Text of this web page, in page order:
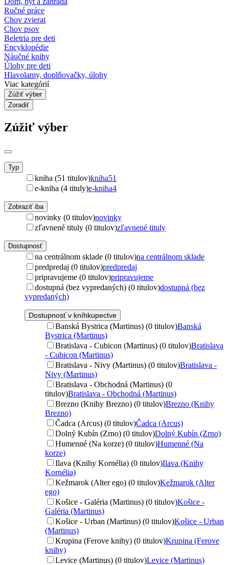
Ručné práce
Chov zvierat
Chov psov
Beletria pre deti
Encyklopédie
Náučné knihy
Úlohy pre deti
Hlavolamy, doplňovačky, úlohy
Viac kategórií
Zúžiť výber
Zoradiť
Zúžiť výber
Typ
kniha (51 titulov)kniha51
e-kniha (4 tituly)e-kniha4
Zobraziť iba
novinky (0 titulov)novinky
zľavnené tituly (0 titulov)zľavnené tituly
Dostupnosť
na centrálnom sklade (0 titulov)na centrálnom sklade
predpredaj (0 titulov)predpredaj
pripravujeme (0 titulov)pripravujeme
dostupná (bez vypredaných) (0 titulov)dostupná (bez
vypredaných)
Dostupnosť v kníhkupectve
Banská Bystrica (Martinus) (0 titulov)Banská
Bystrica (Martinus)
Bratislava - Cubicon (Martinus) (0 titulov)Bratislava
- Cubicon (Martinus)
Bratislava - Nivy (Martinus) (0 titulov)Bratislava -
Nivy (Martinus)
Bratislava - Obchodná (Martinus) (0
titulov)Bratislava - Obchodná (Martinus)
Brezno (Knihy Brezno) (0 titulov)Brezno (Knihy
Brezno)
Čadca (Arcus) (0 titulov)Čadca (Arcus)
Dolný Kubín (Zrno) (0 titulov)Dolný Kubín (Zrno)
Humenné (Na korze) (0 titulov)Humenné (Na
korze)
Ilava (Knihy Kornélia) (0 titulov)Ilava (Knihy
Kornélia)
Kežmarok (Alter ego) (0 titulov)Kežmarok (Alter
ego)
Košice - Galéria (Martinus) (0 titulov)Košice -
Galéria (Martinus)
Košice - Urban (Martinus) (0 titulov)Košice - Urban
(Martinus)
Krupina (Ferove knihy) (0 titulov)Krupina (Ferove
knihy)
Levice (Martinus) (0 titulov)Levice (Martinus)